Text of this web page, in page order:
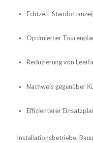
Echtzeit-
Optimierter
Reduzierung von
Nachweis gegenüber
Effizienterer
Installationsbetriebe,